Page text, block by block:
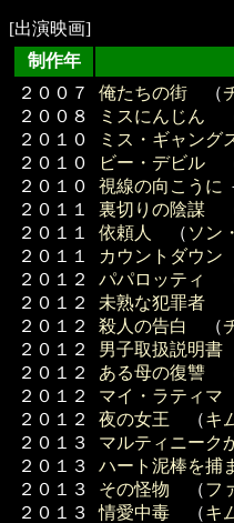
[出演映画]
制作年
２００７
２００８
２０１０
２０１０
２０１０
２０１１
２０１１
２０１１
２０１２
２０１２
２０１２
２０１２
２０１２
２０１２
２０１２
２０１３
２０１３
２０１３
２０１３
俺たちの街 （
ミスにんじん
ミス・ギャング
ビー・デビル
視線の向こうに
裏切りの陰謀
依頼人
（ ソン
カウントダウン
パパロッティ
未熟な犯罪者
殺人の告白
（
男子取扱説明書
ある母の復讐
マイ・ラティマ
夜の女王 （キ
マルティニーク
ハート泥棒を捕
その怪物 （フ
情愛中毒 （キ